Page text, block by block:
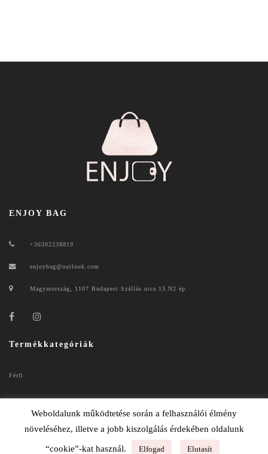
ENJOY BAG
+36302238819
enjoybag@outlook.com
Magyarország, 1107 Budapest Szállás utca 13.N2 ép.
Termékkategóriák
Férfi
Weboldalunk működtetése során a felhasználói élmény
növeléséhez, illetve a jobb kiszolgálás érdekében oldalunk
“cookie”-kat használ. Elfogad Elutasít